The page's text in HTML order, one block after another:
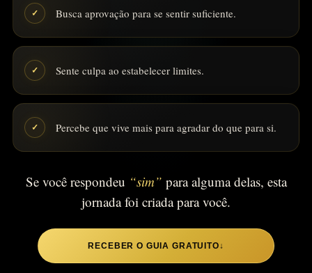
✓ Busca aprovação para se sentir suficiente.
✓ Sente culpa ao estabelecer limites.
✓ Percebe que vive mais para agradar do que para si.
Se você respondeu “sim” para alguma delas, esta
jornada foi criada para você.
RECEBER O GUIA GRATUITO↓